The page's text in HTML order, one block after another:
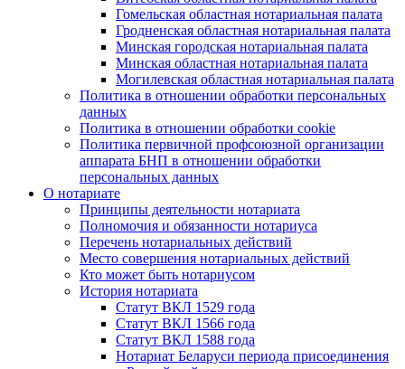
Гомельская областная нотариальная палата
Гродненская областная нотариальная палата
Минская городская нотариальная палата
Минская областная нотариальная палата
Могилевская областная нотариальная палата
Политика в отношении обработки персональных
данных
Политика в отношении обработки cookie
Политика первичной профсоюзной организации
аппарата БНП в отношении обработки
персональных данных
О нотариате
Принципы деятельности нотариата
Полномочия и обязанности нотариуса
Перечень нотариальных действий
Место совершения нотариальных действий
Кто может быть нотариусом
История нотариата
Статут ВКЛ 1529 года
Статут ВКЛ 1566 года
Статут ВКЛ 1588 года
Нотариат Беларуси периода присоединения